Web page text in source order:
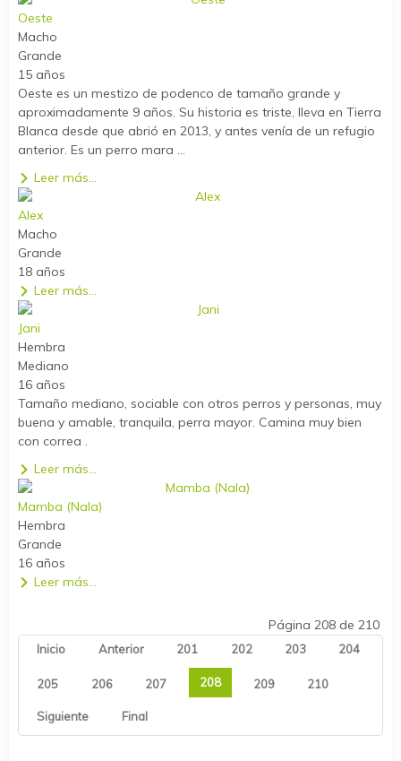
Oeste
Macho
Grande
15 años
Oeste es un mestizo de podenco de tamaño grande y
aproximadamente 9 años. Su historia es triste, lleva en Tierra
Blanca desde que abrió en 2013, y antes venía de un refugio
anterior. Es un perro mara ...
Leer más...
Alex
Macho
Grande
18 años
Leer más...
Jani
Hembra
Mediano
16 años
Tamaño mediano, sociable con otros perros y personas, muy
buena y amable, tranquila, perra mayor. Camina muy bien
con correa .
Leer más...
Mamba (Nala)
Hembra
Grande
16 años
Leer más...
Página 208 de 210
Inicio Anterior 201 202 203 204
205 206 207 208 209 210
Siguiente Final